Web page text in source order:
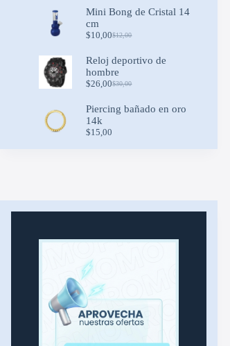
Mini Bong de Cristal 14
cm
$12,00
Original
was:
$12,00.
$10,00Current
is:
$10,00.
Reloj deportivo de
hombre
$30,00
Original
was:
$26,00Current
is:
Piercing bañado en oro
14k
$15,00